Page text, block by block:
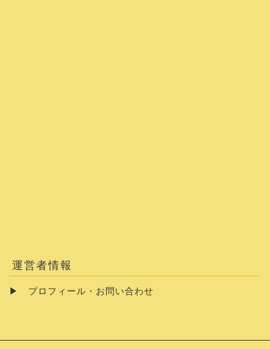
運営者情報
▶ プロフィール・お問い合わせ